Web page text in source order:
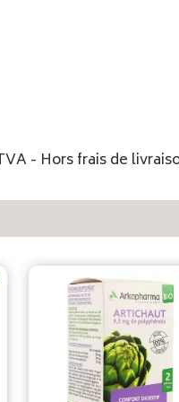
- Hors frais de